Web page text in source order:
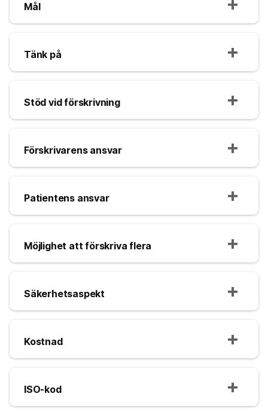
Mål
Tänk på
Stöd vid förskrivning
Förskrivarens ansvar
Patientens ansvar
Möjlighet att förskriva flera
Säkerhetsaspekt
Kostnad
ISO-kod